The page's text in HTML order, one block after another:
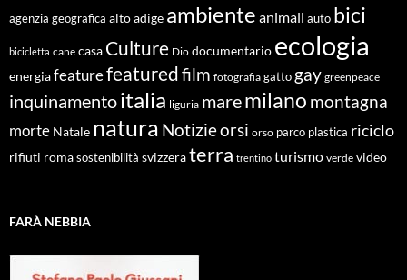
agenzia geografica alto adige ambiente animali auto bici
bicicletta cane casa Culture Dio documentario ecologia
energiafeaturefeaturedfilm fotografia gatto gay greenpeace
inquinamentoitalia liguria maremilano montagna
morte Natale natura Notizieorsi orso parco plastica riciclo
rifiuti roma sostenibilità svizzeraterra trentino turismo verde video
FARÀ NEBBIA